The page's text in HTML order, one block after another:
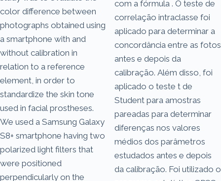
color difference between
photographs obtained using
a smartphone with and
without calibration in
relation to a reference
element, in order to
standardize the skin tone
used in facial prostheses.
We used a Samsung Galaxy
S8+ smartphone having two
polarized light filters that
were positioned
perpendicularly on the
com a fórmula . O teste de
correlação intraclasse foi
aplicado para determinar a
concordância entre as fotos
antes e depois da
calibração. Além disso, foi
aplicado o teste t de
Student para amostras
pareadas para determinar
diferenças nos valores
médios dos parâmetros
estudados antes e depois
da calibração. Foi utilizado o